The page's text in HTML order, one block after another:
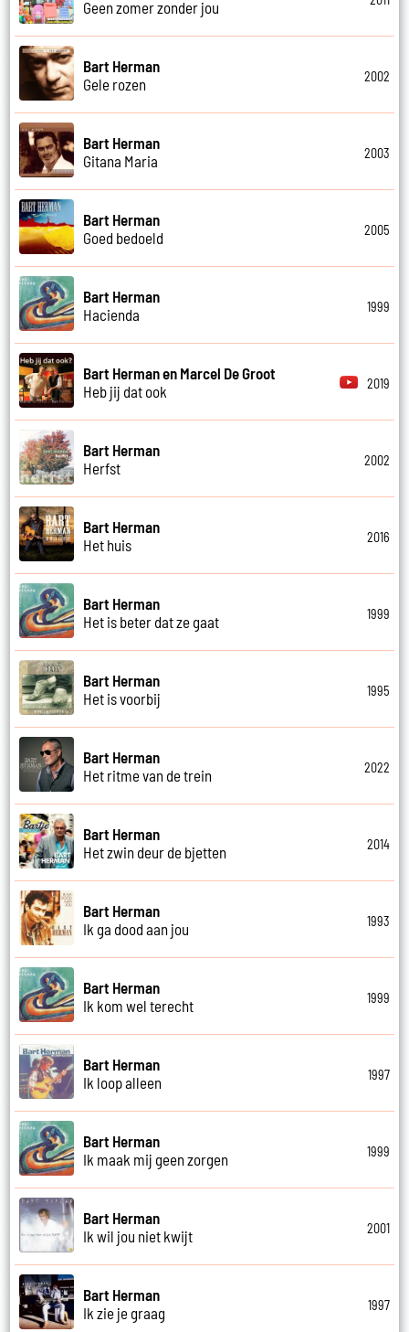
Geen zomer zonder jou
Bart Herman
Gele rozen
2002
Bart Herman
Gitana Maria
2003
Bart Herman
Goed bedoeld
2005
Bart Herman
Hacienda
1999
Bart Herman en Marcel De Groot
Heb jij dat ook
2019
Bart Herman
Herfst
2002
Bart Herman
Het huis
2016
Bart Herman
Het is beter dat ze gaat
1999
Bart Herman
Het is voorbij
1995
Bart Herman
Het ritme van de trein
2022
Bart Herman
Het zwin deur de bjetten
2014
Bart Herman
Ik ga dood aan jou
1993
Bart Herman
Ik kom wel terecht
1999
Bart Herman
Ik loop alleen
1997
Bart Herman
Ik maak mij geen zorgen
1999
Bart Herman
Ik wil jou niet kwijt
2001
Bart Herman
Ik zie je graag
1997